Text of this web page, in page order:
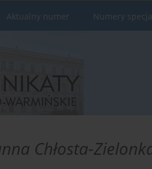
Aktualny numer Numery
Chłosta-